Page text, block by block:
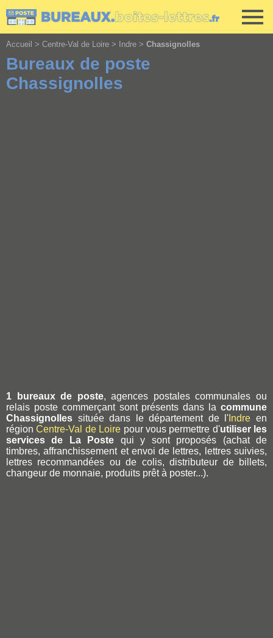
Accueil > Centre-Val de Loire > Indre > Chassignolles
Bureaux de poste
Chassignolles
1 bureaux de poste, agences postales communales ou
relais poste commerçant sont présents dans la commune
Chassignolles située dans le département de l' Indre en
régionCentre-Val de Loire pour vous permettre d'utiliser les
services de La Poste qui y sont proposés (achat de
timbres, affranchissement et envoi de lettres, lettres suivies,
lettres recommandées ou de colis, distributeur de billets,
changeur de monnaie, produits prêt à poster...).